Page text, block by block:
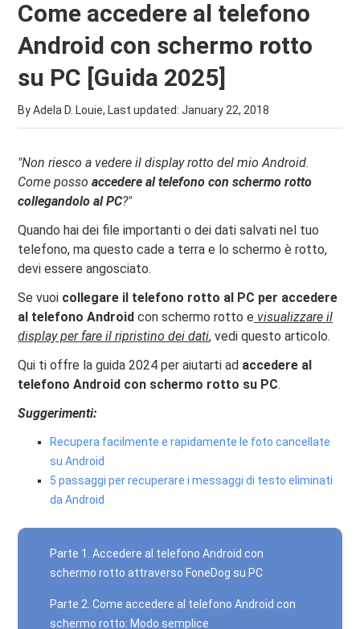
Come accedere al telefono
Android con schermo rotto
su PC [Guida 2025]
By Adela D. Louie, Last updated:January 22, 2018
"Non riesco a vedere il display rotto del mio Android.
Come possoaccedere al telefono con schermo rotto
collegandolo al PC?"
Quando hai dei file importanti o dei dati salvati nel tuo
telefono, ma questo cade a terra e lo schermo è rotto,
devi essere angosciato.
Se vuoi collegare il telefono rotto al PC per accedere
al telefono Android con schermo rotto e visualizzare il
display per fare il ripristino dei dati, vedi questo articolo.
Qui ti offre la guida 2024 per aiutarti ad accedere al
telefono Android con schermo rotto su PC.
Suggerimenti:
Recupera facilmente e rapidamente le foto cancellate
su Android
5 passaggi per recuperare i messaggi di testo eliminati
da Android
Parte 1. Accedere al telefono Android con
schermo rotto attraverso FoneDog su PC
Parte 2. Come accedere al telefono Android con
schermo rotto: Modo semplice